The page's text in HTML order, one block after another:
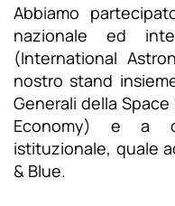
Abbiamo
nazionale ed
(International
nostro stand
Generali della
Economy) e a
istituzionale, quale
& Blue.